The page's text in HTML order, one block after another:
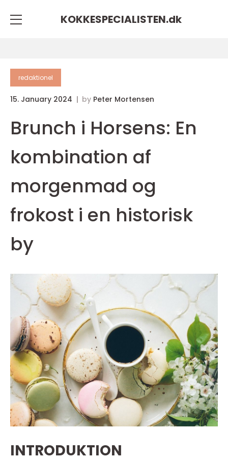
KOKKESPECIALISTEN.dk
redaktionel
15. January 2024 by Peter Mortensen
Brunch i Horsens: En
kombination af
morgenmad og
frokost i en historisk
by
INTRODUKTION